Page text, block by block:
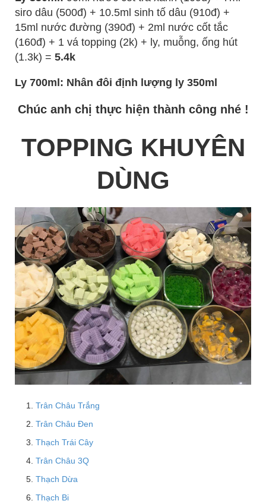
siro dâu (500đ) + 10.5ml sinh tố dâu (910đ) +
15ml nước đường (390đ) + 2ml nước cốt tắc
(160đ) + 1 vá topping (2k) + ly, muỗng, ống hút
(1.3k) = 5.4k
Ly 700ml: Nhân đôi định lượng ly 350ml
Chúc anh chị thực hiện thành công nhé !
TOPPING KHUYÊN
DÙNG
Trân Châu Trắng
Trân Châu Đen
Thạch Trái Cây
Trân Châu 3Q
Thạch Dừa
Thạch Bi